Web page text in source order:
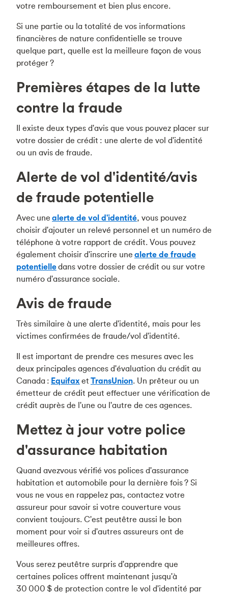
votre remboursement et bien plus encore.
Si une partie ou la totalité de vos informations
financières de nature confidentielle se trouve
quelque part, quelle est la meilleure façon de vous
protéger ?
Premières étapes de la lutte
contre la fraude
Il existe deux types d'avis que vous pouvez placer sur
votre dossier de crédit : une alerte de vol d'identité
ou un avis de fraude.
Alerte de vol d'identité/avis
de fraude potentielle
Avec une alerte de vol d'identité, vous pouvez
choisir d'ajouter un relevé personnel et un numéro de
téléphone à votre rapport de crédit. Vous pouvez
également choisir d'inscrire une alerte de fraude
potentielledans votre dossier de crédit ou sur votre
numéro d'assurance sociale.
Avis de fraude
Très similaire à une alerte d'identité, mais pour les
victimes confirmées de fraude/vol d'identité.
Il est important de prendre ces mesures avec les
deux principales agences d'évaluation du crédit au
Canada : Equifax et TransUnion. Un prêteur ou un
émetteur de crédit peut effectuer une vérification de
crédit auprès de l'une ou l'autre de ces agences.
Mettez à jour votre police
d'assurance habitation
Quand avezvous vérifié vos polices d'assurance
habitation et automobile pour la dernière fois ? Si
vous ne vous en rappelez pas, contactez votre
assureur pour savoir si votre couverture vous
convient toujours. C'est peutêtre aussi le bon
moment pour voir si d'autres assureurs ont de
meilleures offres.
Vous serez peutêtre surpris d'apprendre que
certaines polices offrent maintenant jusqu'à
30 000 $ de protection contre le vol d'identité par